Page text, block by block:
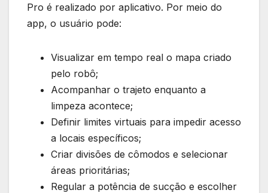
Pro é realizado por aplicativo. Por meio do
app, o usuário pode:
Visualizar em tempo real o mapa criado
pelo robô;
Acompanhar o trajeto enquanto a
limpeza acontece;
Definir limites virtuais para impedir acesso
a locais específicos;
Criar divisões de cômodos e selecionar
áreas prioritárias;
Regular a potência de sucção e escolher